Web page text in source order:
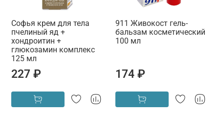
Софья крем для тела
пчелиный яд +
хондроитин +
глюкозамин комплекс
125 мл
227 ₽
911 Живокост гель-
бальзам косметический
100 мл
174 ₽